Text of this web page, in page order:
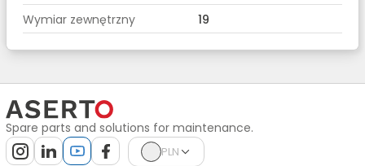
Wymiar zewnętrzny
19
Spare parts and solutions for maintenance.
PLN